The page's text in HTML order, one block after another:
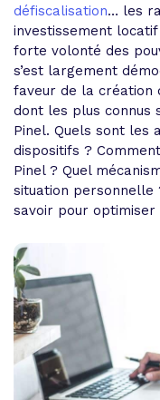
défiscalisation… les
investissement
forte volonté des
s’est largement
faveur de la création
dont les plus connus
Pinel. Quels sont les
dispositifs ?
Pinel ? Quel
situation personnelle
savoir pour